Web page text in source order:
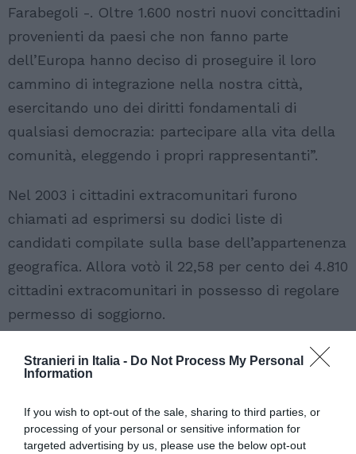
Stranieri in Italia - Do Not Process My Personal
Information
If you wish to opt-out of the sale, sharing to third parties, or
processing of your personal or sensitive information for
targeted advertising by us, please use the below opt-out
Farabegoli -. Oltre 1.600 nostri nuovi concittadini
provenienti da paesi che non fanno parte
dell’Europa hanno deciso di proseguire il loro
cammino di integrazione nella nostra città,
esercitando uno dei diritti fondamentali di
qualsiasi democrazia: partecipare alla vita della
comunità, eleggendo i propri rappresentanti”.
Nel 2003 i cittadini extracomunitari furono
chiamati ad esprimersi su dodici liste di
candidati compilate sulla base dell’appartenenza
geografica. Allora votò il 22,58 per cento dei 4.810
cittadini extracomunitari in possesso di regolare
permesso di soggiorno.